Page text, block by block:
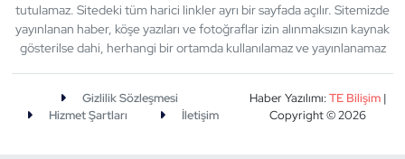
tutulamaz. Sitedeki tüm harici linkler ayrı bir sayfada açılır. Sitemizde
yayınlanan haber, köşe yazıları ve fotoğraflar izin alınmaksızın kaynak
gösterilse dahi, herhangi bir ortamda kullanılamaz ve yayınlanamaz
Gizlilik Sözleşmesi
Hizmet Şartları
İletişim
Haber Yazılımı:TE Bilişim|
Copyright © 2026